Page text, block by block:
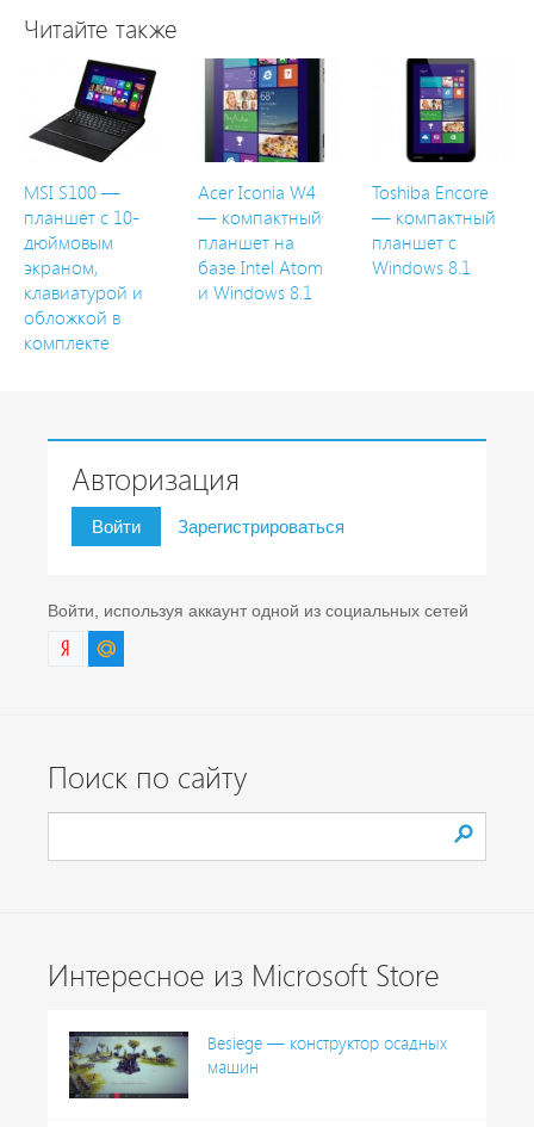
Читайте также
MSI S100 —
планшет с 10-
дюймовым
экраном,
клавиатурой и
обложкой в
комплекте
Acer Iconia W4
— компактный
планшет на
базе Intel Atom
и Windows 8.1
Toshiba Encore
— компактный
планшет с
Windows 8.1
Авторизация
Войти Зарегистрироваться
Войти, используя аккаунт одной из социальных сетей
Поиск по сайту
Интересное из Microsoft Store
Besiege — конструктор осадных
машин